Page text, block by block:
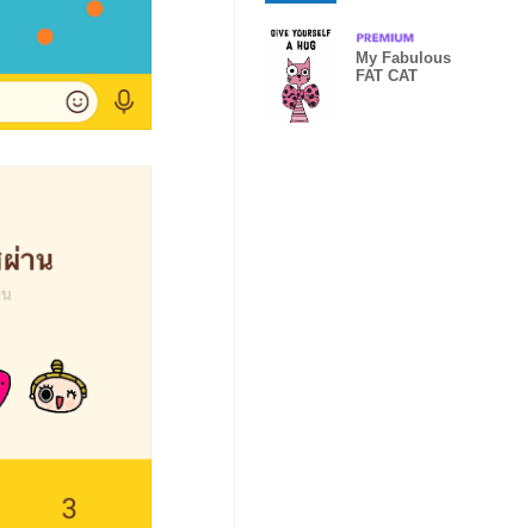
My Fabulous
FAT CAT